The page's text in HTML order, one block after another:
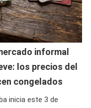
informal
los precios del
congelados
inicia este 3 de